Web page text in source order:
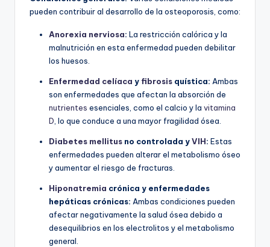
pueden contribuir al desarrollo de la osteoporosis, como:
Anorexia nerviosa: La restricción calórica y la
malnutrición en esta enfermedad pueden debilitar
los huesos.
Enfermedad celíaca y fibrosis quística: Ambas
son enfermedades que afectan la absorción de
nutrientes esenciales, como el calcio y la vitamina
D , lo que conduce a una mayor fragilidad ósea.
Diabetes mellitus no controlada yVIH: Estas
enfermedades pueden alterar el metabolismo óseo
y aumentar el riesgo de fracturas.
Hiponatremia crónica y enfermedades
hepáticas crónicas: Ambas condiciones pueden
afectar negativamente la salud ósea debido a
desequilibrios en los electrolitos y el metabolismo
general.